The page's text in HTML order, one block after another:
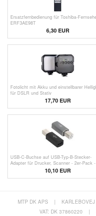
Ersatzfernbedienung für Toshiba-
ERF3AE98T
6,30EUR
Fotolicht mit Akku und einstellbarer
für DSLR und Stativ
17,70 EUR
USB-C-Buchse auf USB-Typ-B-Stecker-
Adapter für Drucker, Scanner - 2er-Pack -
10,10 EUR
MTP DK APS | KARLEBOVEJ
VAT: DK 37860220
|